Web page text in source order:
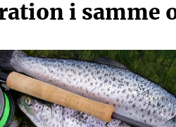
i samme